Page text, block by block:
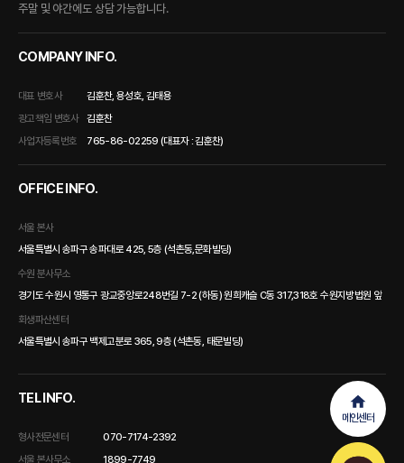
COMPANY INFO.
대표 변호사
김훈찬, 용성호, 김태용
광고책임 변호사
김훈찬
사업자등록번호
765-86-02259 (대표자 : 김훈찬)
OFFICE INFO.
서울 본사
서울특별시 송파구 송파대로 425, 5층 (석촌동,문화빌딩)
수원 분사무소
경기도 수원시 영통구 광교중앙로248번길 7-2 (하동) 원희캐슬 C동 317,318호 수원지방법원 앞
회생파산센터
서울특별시 송파구 백제고분로 365, 9층 (석촌동, 태문빌딩)
TEL INFO.
형사전문센터
070-7174-2392
서울 본사무소
1899-7749
주말 및 야간에도 상담 가능합니다.
메인센터